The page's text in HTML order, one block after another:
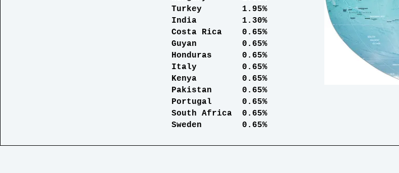
Turkey 1.95%
India 1.30%
Costa Rica 0.65%
Guyan 0.65%
Honduras 0.65%
Italy 0.65%
Kenya 0.65%
Pakistan 0.65%
Portugal 0.65%
South Africa 0.65%
Sweden 0.65%